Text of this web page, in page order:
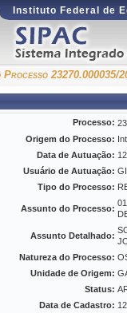
Instituto Federal de
23270.000035/
Processo:
Origem do Processo:
Data de Autuação:
Usuário de Autuação:
Tipo do Processo:
Assunto do Processo:
Assunto Detalhado:
Natureza do Processo:
Unidade de Origem:
Status:
Data de Cadastro: